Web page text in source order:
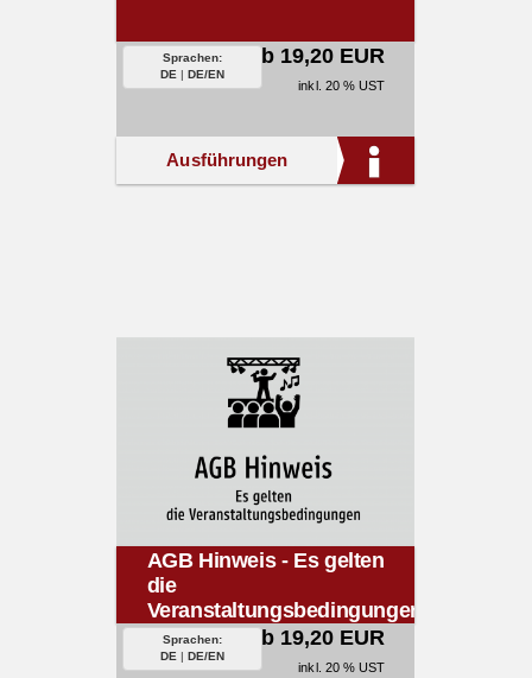
Sprachen:
DE | DE/EN
ab 19,20 EUR
inkl. 20 % UST
Ausführungen
AGB Hinweis - Es gelten
die
Veranstaltungsbedingungen
Sprachen:
DE | DE/EN
ab 19,20 EUR
inkl. 20 % UST